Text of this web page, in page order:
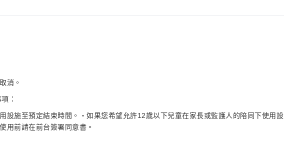
消。
：
設施至預定結束時間。・如果您希望允許12歲以下兒童在家長或監護人的陪同下使用設
用前請在前台簽署同意書。